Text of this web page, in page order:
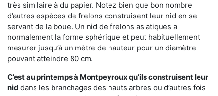
très similaire à du papier. Notez bien que bon nombre
d’autres espèces de frelons construisent leur nid en se
servant de la boue. Un nid de frelons asiatiques a
normalement la forme sphérique et peut habituellement
mesurer jusqu’à un mètre de hauteur pour un diamètre
pouvant atteindre 80 cm.
C’est au printemps à Montpeyroux qu’ils construisent leur
nid dans les branchages des hauts arbres ou d’autres fois